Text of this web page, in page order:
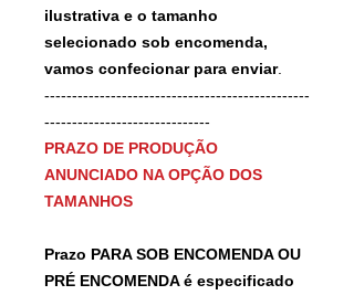
ilustrativa e o tamanho
selecionado sob encomenda,
vamos confecionar para enviar.
------------------------------------------------
------------------------------
PRAZO DE PRODUÇÃO
ANUNCIADO NA OPÇÃO DOS
TAMANHOS
Prazo PARA SOB ENCOMENDA OU
PRÉ ENCOMENDA é especificado